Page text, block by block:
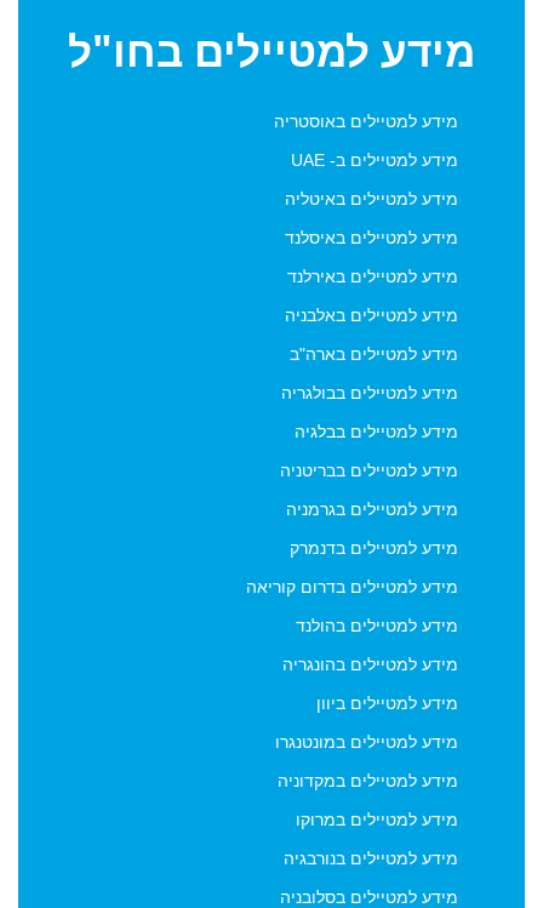
מידע למטיילים בחו"ל
מידע למטיילים באוסטריה
מידע למטיילים ב- UAE
מידע למטיילים באיטליה
מידע למטיילים באיסלנד
מידע למטיילים באירלנד
מידע למטיילים באלבניה
מידע למטיילים בארה"ב
מידע למטיילים בבולגריה
מידע למטיילים בבלגיה
מידע למטיילים בבריטניה
מידע למטיילים בגרמניה
מידע למטיילים בדנמרק
מידע למטיילים בדרום קוריאה
מידע למטיילים בהולנד
מידע למטיילים בהונגריה
מידע למטיילים ביוון
מידע למטיילים במונטנגרו
מידע למטיילים במקדוניה
מידע למטיילים במרוקו
מידע למטיילים בנורבגיה
מידע למטיילים בסלובניה